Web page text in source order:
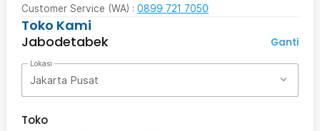
Customer Service (WA) : 0899 721 7050
Toko Kami
Jabodetabek
Ganti
Lokasi
Jakarta Pusat
Toko